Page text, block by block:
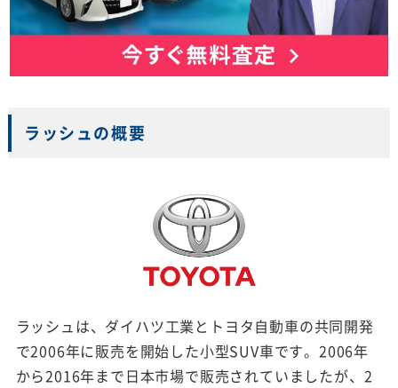
ラッシュの概要
ラッシュは、ダイハツ工業とトヨタ自動車の共同開発
で2006年に販売を開始した小型SUV車です。2006年
から2016年まで日本市場で販売されていましたが、2